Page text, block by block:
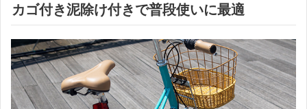
カゴ付き泥除け付きで普段使いに最適